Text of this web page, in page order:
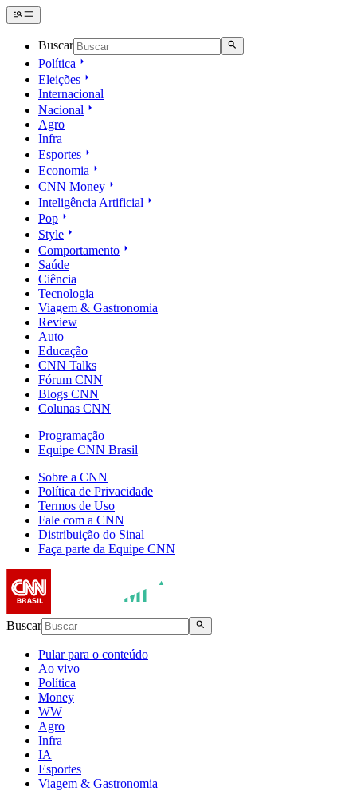
Buscar
Política
Eleições
Internacional
Nacional
Agro
Infra
Esportes
Economia
CNN Money
Inteligência Artificial
Pop
Style
Comportamento
Saúde
Ciência
Tecnologia
Viagem & Gastronomia
Review
Auto
Educação
CNN Talks
Fórum CNN
Blogs CNN
Colunas CNN
Programação
Equipe CNN Brasil
Sobre a CNN
Política de Privacidade
Termos de Uso
Fale com a CNN
Distribuição do Sinal
Faça parte da Equipe CNN
Buscar
Pular para o conteúdo
Ao vivo
Política
Money
WW
Agro
Infra
IA
Esportes
Viagem & Gastronomia